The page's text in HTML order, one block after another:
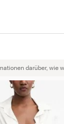
darüber, wie